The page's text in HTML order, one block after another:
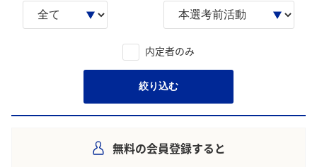
内定者のみ
絞り込む
無料の会員登録すると